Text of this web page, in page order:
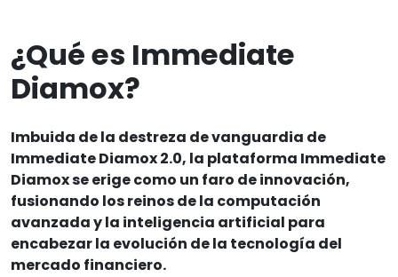
¿Qué es Immediate
Diamox?
Imbuida de la destreza de vanguardia de
Immediate Diamox 2.0, la plataforma Immediate
Diamox se erige como un faro de innovación,
fusionando los reinos de la computación
avanzada y la inteligencia artificial para
encabezar la evolución de la tecnología del
mercado financiero.